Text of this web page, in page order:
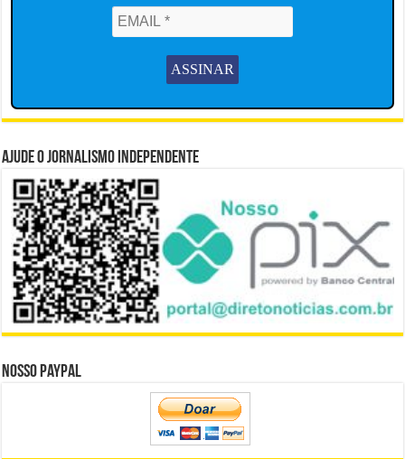
Ajude o Jornalismo Independente
Nosso Paypal